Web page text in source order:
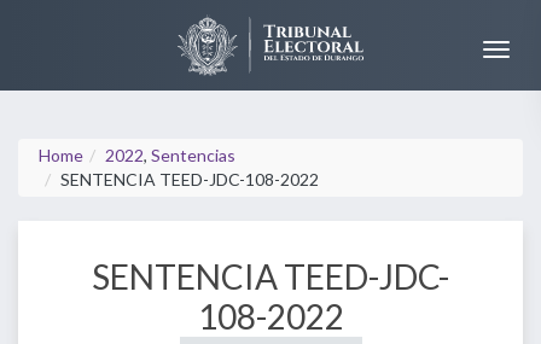
Home 2022, Sentencias
SENTENCIA TEED-JDC-108-2022
SENTENCIA TEED-JDC-
108-2022